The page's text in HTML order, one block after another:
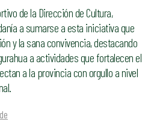
de la Dirección de Cultura,
a sumarse a esta iniciativa que
y la sana convivencia, destacando
a actividades que fortalecen el
a la provincia con orgullo a nivel